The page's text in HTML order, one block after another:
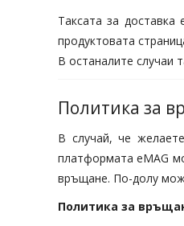
Таксата за
продуктовата
В останалите случаи
Политика за
В случай, че
платформата eMAG
връщане. По-долу
Политика за